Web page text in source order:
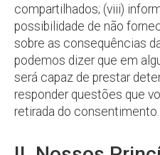
compartilhados; (viii)
possibilidade de não
sobre as consequências
podemos dizer que em
será capaz de prestar
responder questões que
retirada do consentimento.